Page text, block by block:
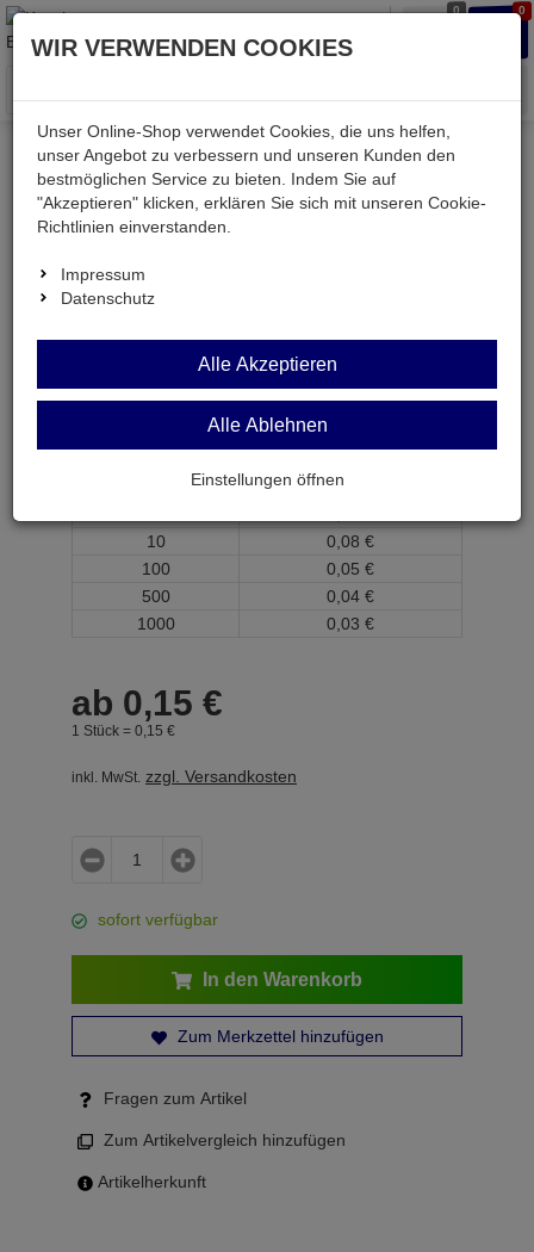
0 0
Menü
Weiter einkaufen Kessler electronic
Bauteile aktiv
1N4148
1N4148
Universal-Diode 75V 150mA DO35
ab Menge
Preis je Stück
10
0, 08 €
100
0, 05 €
500
0, 04 €
1000
0, 03 €
ab 0,15 €
1 Stück = 0, 15 €
inkl. MwSt. zzgl. Versandkosten
sofort verfügbar
In den Warenkorb
Zum Merkzettel hinzufügen
Fragen zum Artikel
Zum Artikelvergleich hinzufügen
Artikelherkunft
WIR VERWENDEN COOKIES
Unser Online-Shop verwendet Cookies, die uns helfen,
unser Angebot zu verbessern und unseren Kunden den
bestmöglichen Service zu bieten. Indem Sie auf
"Akzeptieren" klicken, erklären Sie sich mit unseren Cookie-
Richtlinien einverstanden.
Impressum
Datenschutz
Alle Akzeptieren
Alle Ablehnen
Einstellungen öffnen